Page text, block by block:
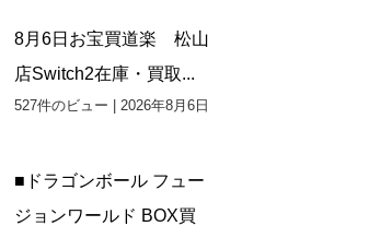
8月6日お宝買道楽 松山
店Switch2在庫・買取...
527件のビュー
2026年8月6日
■ドラゴンボール フュー
ジョンワールド BOX買